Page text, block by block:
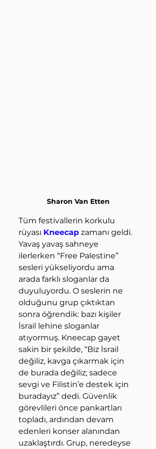
Sharon Van Etten
Tüm festivallerin korkulu
rüyası Kneecap zamanı geldi.
Yavaş yavaş sahneye
ilerlerken “Free Palestine”
sesleri yükseliyordu ama
arada farklı sloganlar da
duyuluyordu. O seslerin ne
olduğunu grup çıktıktan
sonra öğrendik: bazı kişiler
İsrail lehine sloganlar
atıyormuş. Kneecap gayet
sakin bir şekilde, “Biz İsrail
değiliz, kavga çıkarmak için
de burada değiliz; sadece
sevgi ve Filistin’e destek için
buradayız” dedi. Güvenlik
görevlileri önce pankartları
topladı, ardından devam
edenleri konser alanından
uzaklaştırdı. Grup, neredeyse